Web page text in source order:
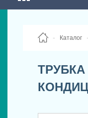
Каталог
ТРУБКА